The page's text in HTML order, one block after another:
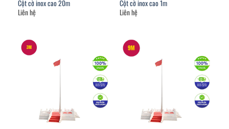
Cột cờ inox cao 20m
Liên hệ
Cột cờ inox cao 1m
Liên hệ